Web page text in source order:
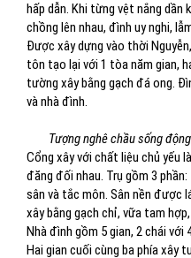
hấp dẫn. Khi từng vệt nắng dần
chồng lên nhau, đình uy nghi,
Được xây dựng vào thời
tôn tạo lại với 1 tòa năm gian,
tường xây bằng gạch đá ong.
và nhà đình.
Tượng nghê chầu sống
Cổng xây với chất liệu chủ yếu
đăng đối nhau. Trụ gồm 3
sân và tắc môn. Sân nền được
xây bằng gạch chỉ, vữa tam
Nhà đình gồm 5 gian, 2 chái với
Hai gian cuối cùng ba phía xây